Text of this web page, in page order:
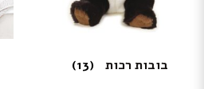
בובות רכות (13)